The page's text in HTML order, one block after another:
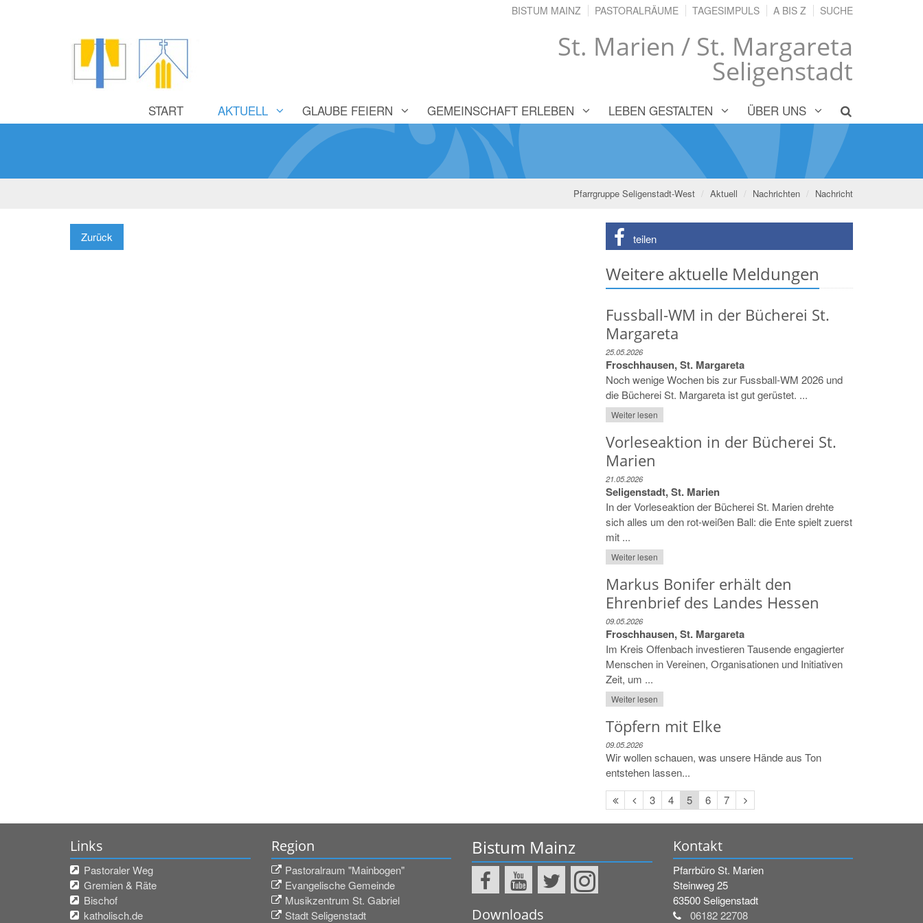
St. Marien / St. Margareta
Seligenstadt
BISTUM MAINZ PASTORALRÄUME TAGESIMPULS A BIS Z SUCHE
START AKTUELL GLAUBE FEIERN GEMEINSCHAFT ERLEBEN LEBEN GESTALTEN ÜBER UNS
Pfarrgruppe Seligenstadt-West Aktuell Nachrichten Nachricht
Zurück teilen
Weitere aktuelle Meldungen
Fussball-WM in der Bücherei St.
Margareta
25.05.2026
Froschhausen, St. Margareta
Noch wenige Wochen bis zur Fussball-WM 2026 und
die Bücherei St. Margareta ist gut gerüstet. ...
Weiter lesen
Vorleseaktion in der Bücherei St.
Marien
21.05.2026
Seligenstadt, St. Marien
In der Vorleseaktion der Bücherei St. Marien drehte
sich alles um den rot-weißen Ball: die Ente spielt zuerst
mit ...
Weiter lesen
Markus Bonifer erhält den
Ehrenbrief des Landes Hessen
09.05.2026
Froschhausen, St. Margareta
Im Kreis Offenbach investieren Tausende engagierter
Menschen in Vereinen, Organisationen und Initiativen
Zeit, um ...
Weiter lesen
Töpfern mit Elke
09.05.2026
Wir wollen schauen, was unsere Hände aus Ton
entstehen lassen...
Erste
Seite
Vorherige
Seite
3 4 5 6 7
Nächste
Seite
Links
Pastoraler Weg
Gremien & Räte
Bischof
katholisch.de
Region
Pastoralraum "Mainbogen"
Evangelische Gemeinde
Musikzentrum St. Gabriel
Stadt Seligenstadt
Bistum Mainz
Downloads
Kontakt
Pfarrbüro St. Marien
Steinweg 25
63500 Seligenstadt
06182 22708